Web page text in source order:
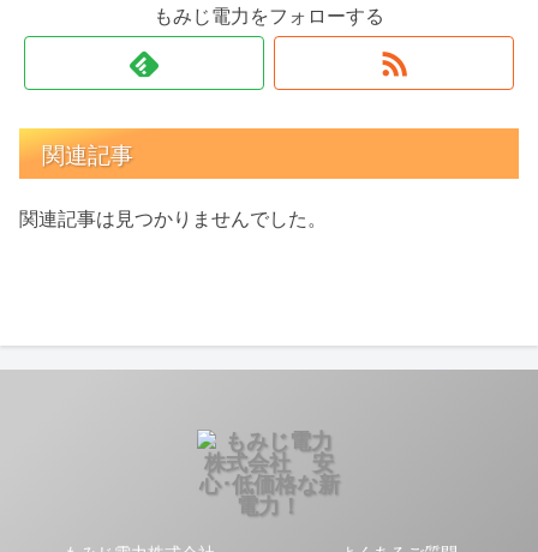
もみじ電力をフォローする
関連記事
関連記事は見つかりませんでした。